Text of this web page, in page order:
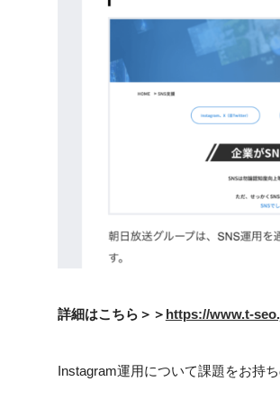
詳細はこちら＞＞ https://www.t-
Instagram運用について課題をお持